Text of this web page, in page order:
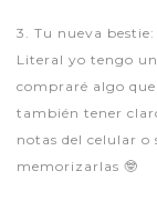
3. Tu nueva
Literal yo tengo
compraré algo
también tener
notas del celular
memorizarlas 🤓